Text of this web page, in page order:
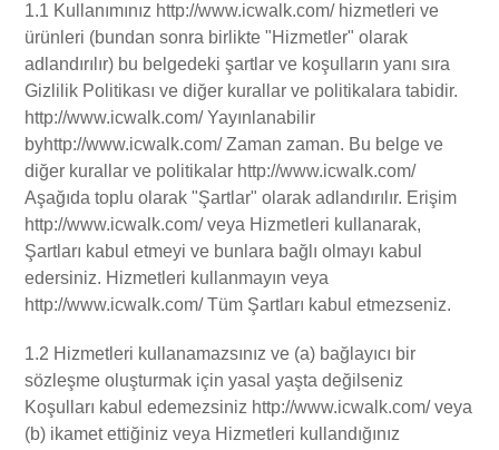
1.1 Kullanımınız http://www.icwalk.com/ hizmetleri ve
ürünleri (bundan sonra birlikte "Hizmetler" olarak
adlandırılır) bu belgedeki şartlar ve koşulların yanı sıra
Gizlilik Politikası ve diğer kurallar ve politikalara tabidir.
http://www.icwalk.com/ Yayınlanabilir
byhttp://www.icwalk.com/ Zaman zaman. Bu belge ve
diğer kurallar ve politikalar http://www.icwalk.com/
Aşağıda toplu olarak "Şartlar" olarak adlandırılır. Erişim
http://www.icwalk.com/ veya Hizmetleri kullanarak,
Şartları kabul etmeyi ve bunlara bağlı olmayı kabul
edersiniz. Hizmetleri kullanmayın veya
http://www.icwalk.com/ Tüm Şartları kabul etmezseniz.
1.2 Hizmetleri kullanamazsınız ve (a) bağlayıcı bir
sözleşme oluşturmak için yasal yaşta değilseniz
Koşulları kabul edemezsiniz http://www.icwalk.com/ veya
(b) ikamet ettiğiniz veya Hizmetleri kullandığınız